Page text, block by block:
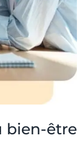
bien-être